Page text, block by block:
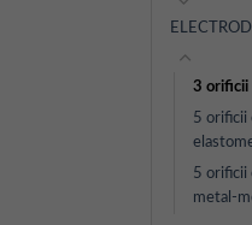
3 orificii
5 orificii
5 orificii
metal-